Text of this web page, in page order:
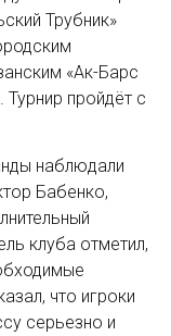
Трубник»
«Ак-Барс
пройдёт с
наблюдали
Бабенко,
клуба отметил,
что игроки
серьезно и